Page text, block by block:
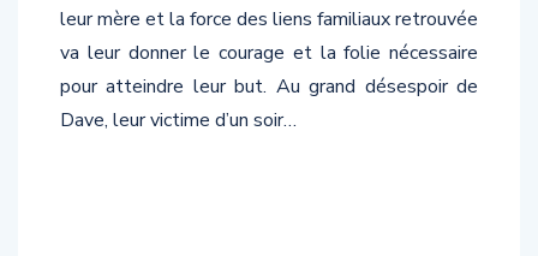
leur mère et la force des liens familiaux retrouvée
va leur donner le courage et la folie nécessaire
pour atteindre leur but. Au grand désespoir de
Dave, leur victime d’un soir…